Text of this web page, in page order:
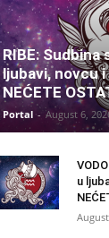
RIBE:
ljubavi, novcu i
NEĆETE
Portal - August 6,
u